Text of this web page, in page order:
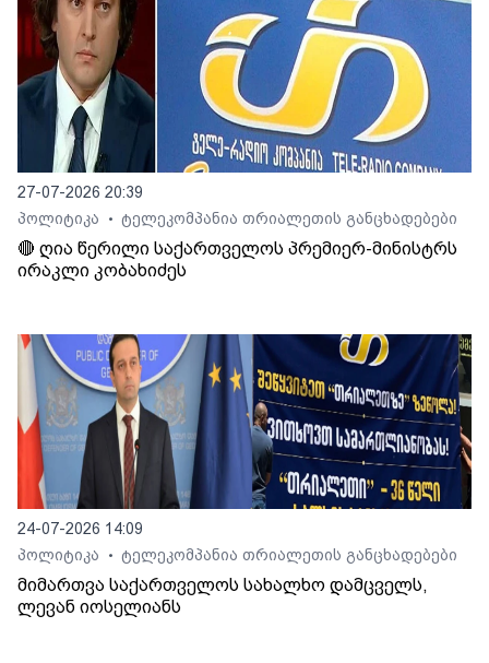
27-07-2026 20:39
პოლიტიკა
• ტელეკომპანია თრიალეთის განცხადებები
🔴 ღია წერილი საქართველოს პრემიერ-მინისტრს
ირაკლი კობახიძეს
24-07-2026 14:09
პოლიტიკა
• ტელეკომპანია თრიალეთის განცხადებები
მიმართვა საქართველოს სახალხო დამცველს,
ლევან იოსელიანს